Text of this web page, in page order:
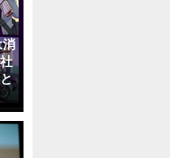
消